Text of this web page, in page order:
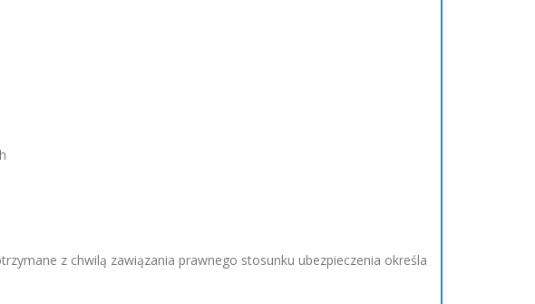
z chwilą zawiązania prawnego stosunku ubezpieczenia określa